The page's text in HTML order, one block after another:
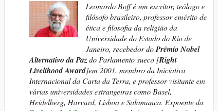
Leonardo Boff é um escritor, teólogo e
filósofo brasileiro, professor emérito de
ética e filosofia da religião da
Universidade do Estado do Rio de
Janeiro, recebedor doPrêmio Nobel
Alternativo da Pazdo Parlamento sueco [Right
Livelihood Award]em 2001, membro da Iniciativa
Internacional da Carta da Terra, e professor visitante em
várias universidades estrangeiras como Basel,
Heidelberg, Harvard, Lisboa e Salamanca. Expoente da